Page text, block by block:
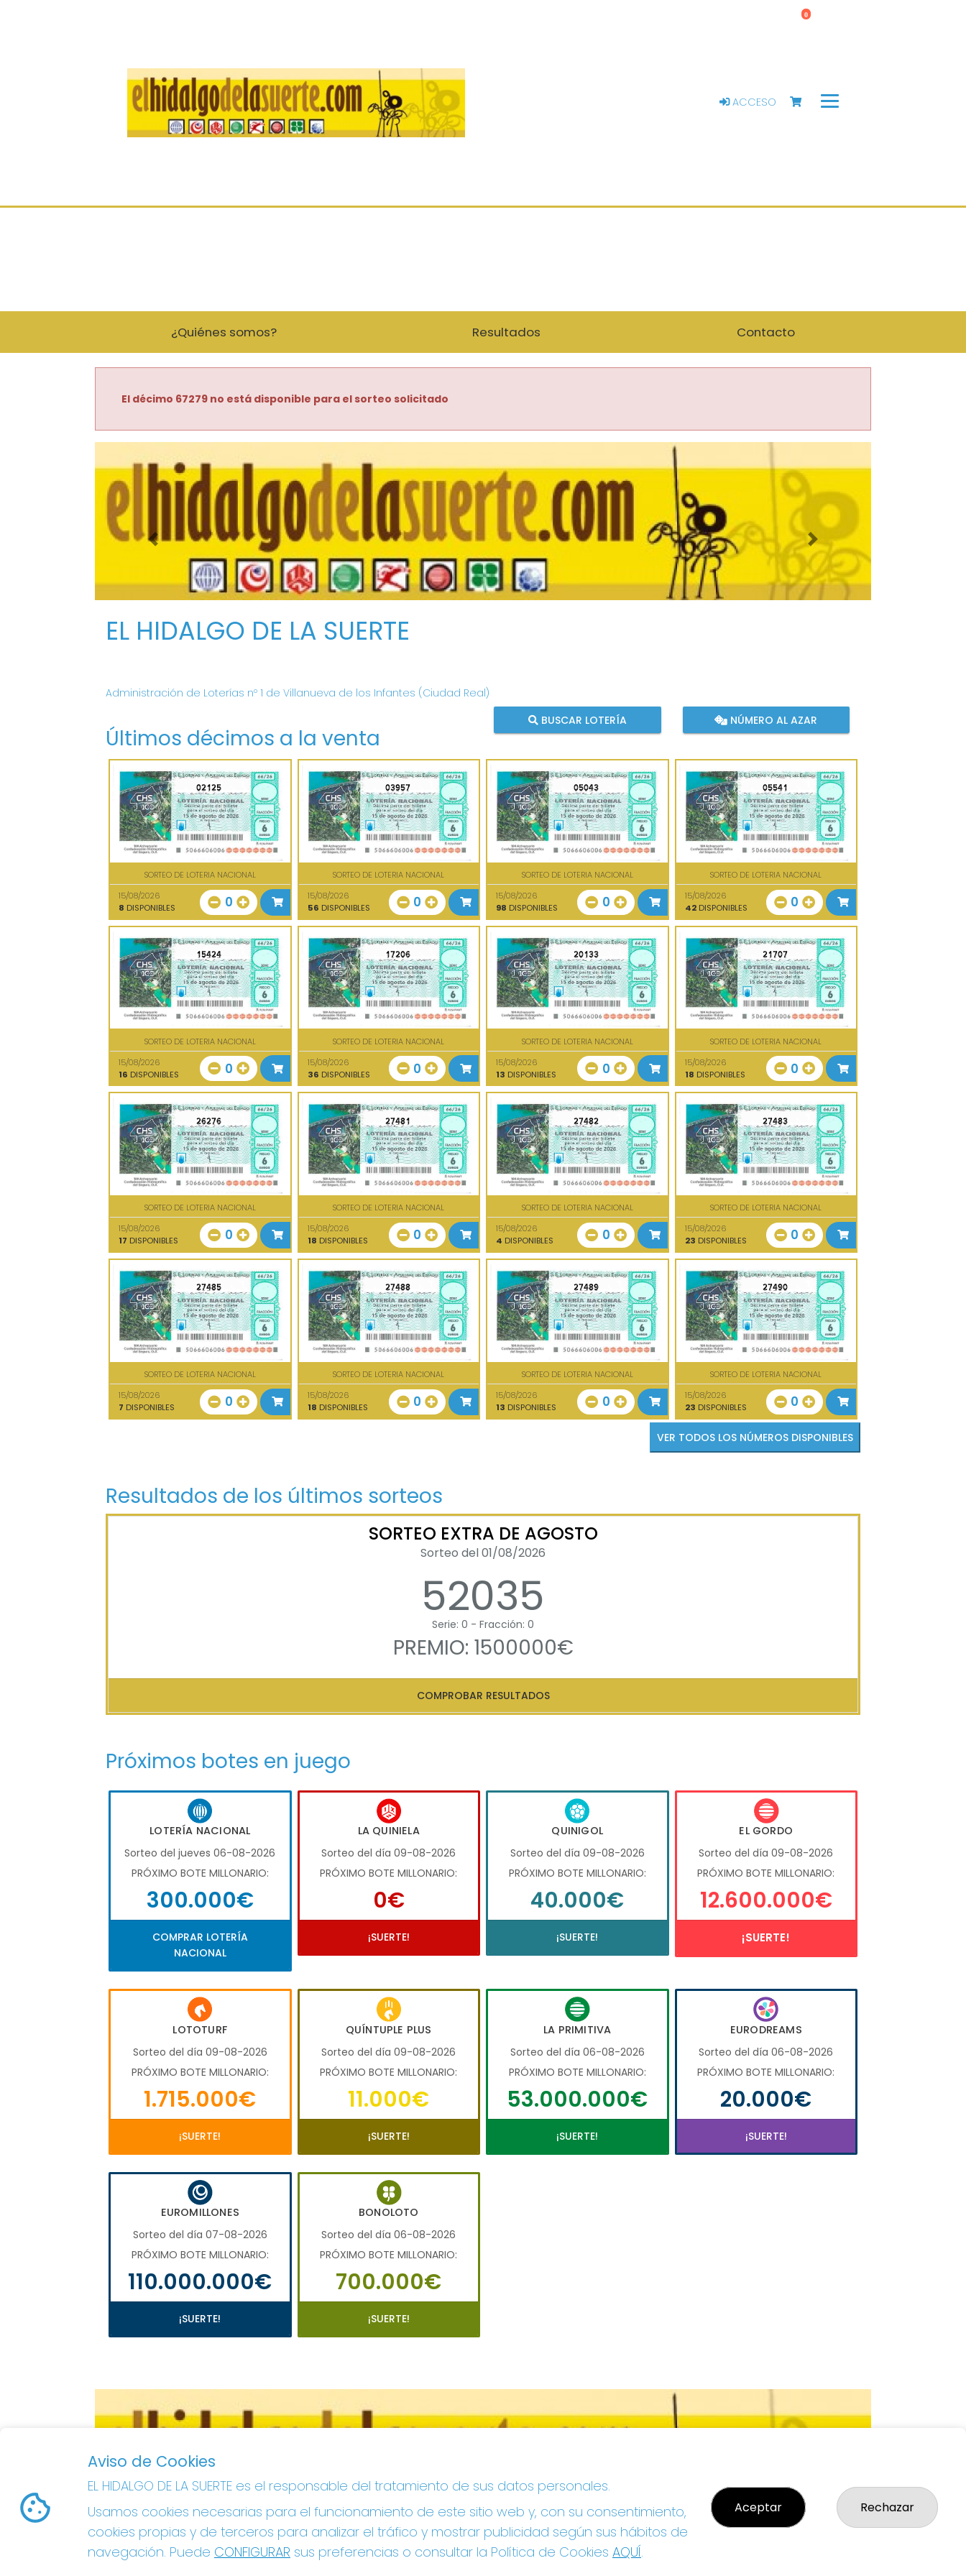
ACCESO
0
¿Quiénes somos? Resultados Contacto
El décimo 67279 no está disponible para el sorteo solicitado
Imagen anterior Imagen siguiente
EL HIDALGO DE LA SUERTE
Administración de Loterías nº 1 de Villanueva de los Infantes (Ciudad Real)
Últimos décimos a la venta
BUSCAR LOTERÍA NÚMERO AL AZAR
02125
SORTEO DE LOTERIA NACIONAL
15/08/2026
8 DISPONIBLES 0
03957
SORTEO DE LOTERIA NACIONAL
15/08/2026
56 DISPONIBLES 0
05043
SORTEO DE LOTERIA NACIONAL
15/08/2026
98 DISPONIBLES 0
05541
SORTEO DE LOTERIA NACIONAL
15/08/2026
42DISPONIBLES 0
15424
SORTEO DE LOTERIA NACIONAL
15/08/2026
16 DISPONIBLES 0
17206
SORTEO DE LOTERIA NACIONAL
15/08/2026
36 DISPONIBLES 0
20133
SORTEO DE LOTERIA NACIONAL
15/08/2026
13 DISPONIBLES 0
21707
SORTEO DE LOTERIA NACIONAL
15/08/2026
18 DISPONIBLES 0
26276
SORTEO DE LOTERIA NACIONAL
15/08/2026
17 DISPONIBLES 0
27481
SORTEO DE LOTERIA NACIONAL
15/08/2026
18 DISPONIBLES 0
27482
SORTEO DE LOTERIA NACIONAL
15/08/2026
4 DISPONIBLES 0
27483
SORTEO DE LOTERIA NACIONAL
15/08/2026
23 DISPONIBLES 0
27485
SORTEO DE LOTERIA NACIONAL
15/08/2026
7 DISPONIBLES 0
27488
SORTEO DE LOTERIA NACIONAL
15/08/2026
18 DISPONIBLES 0
27489
SORTEO DE LOTERIA NACIONAL
15/08/2026
13 DISPONIBLES 0
27490
SORTEO DE LOTERIA NACIONAL
15/08/2026
23 DISPONIBLES 0
VER TODOS LOS NÚMEROS DISPONIBLES
Resultados de los últimos sorteos
SORTEO EXTRA DE AGOSTO
Sorteo del 01/08/2026
52035
Serie: 0 - Fracción: 0
PREMIO: 1500000€
COMPROBAR RESULTADOS
Próximos botes en juego
LOTERÍA NACIONAL
Sorteo del jueves 06-08-2026
PRÓXIMO BOTE MILLONARIO:
300.000€
COMPRAR LOTERÍA
NACIONAL
LA QUINIELA
Sorteo del día 09-08-2026
PRÓXIMO BOTE MILLONARIO:
0€
¡SUERTE!
QUINIGOL
Sorteo del día 09-08-2026
PRÓXIMO BOTE MILLONARIO:
40.000€
¡SUERTE!
EL GORDO
Sorteo del día 09-08-2026
PRÓXIMO BOTE MILLONARIO:
12.600.000€
¡SUERTE!
LOTOTURF
Sorteo del día 09-08-2026
PRÓXIMO BOTE MILLONARIO:
1.715.000€
¡SUERTE!
QUÍNTUPLE PLUS
Sorteo del día 09-08-2026
PRÓXIMO BOTE MILLONARIO:
11.000€
¡SUERTE!
LA PRIMITIVA
Sorteo del día 06-08-2026
PRÓXIMO BOTE MILLONARIO:
53.000.000€
¡SUERTE!
EURODREAMS
Sorteo del día 06-08-2026
PRÓXIMO BOTE MILLONARIO:
20.000€
¡SUERTE!
EUROMILLONES
Sorteo del día 07-08-2026
PRÓXIMO BOTE MILLONARIO:
110.000.000€
¡SUERTE!
BONOLOTO
Sorteo del día 06-08-2026
PRÓXIMO BOTE MILLONARIO:
700.000€
¡SUERTE!
Aviso de Cookies
EL HIDALGO DE LA SUERTE es el responsable del tratamiento de sus datos personales.
Usamos cookies necesarias para el funcionamiento de este sitio web y, con su consentimiento,
cookies propias y de terceros para analizar el tráfico y mostrar publicidad según sus hábitos de
navegación. Puede CONFIGURAR sus preferencias o consultar la Política de Cookies AQUÍ.
Aceptar Rechazar